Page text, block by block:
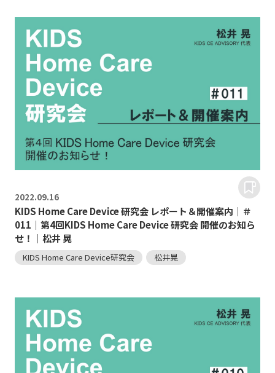
2022.09.16
KIDS Home Care Device 研究会 レポート＆開催案内｜＃
011｜第4回KIDS Home Care Device 研究会 開催のお知ら
せ！｜松井 晃
KIDS Home Care Device研究会 松井晃